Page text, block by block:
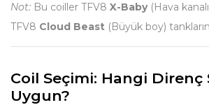
Not: Bu coiller TFV8 X-Baby(Hava
TFV8 Cloud Beast (Büyük boy)
Coil Seçimi: Hangi Direnç
Uygun?